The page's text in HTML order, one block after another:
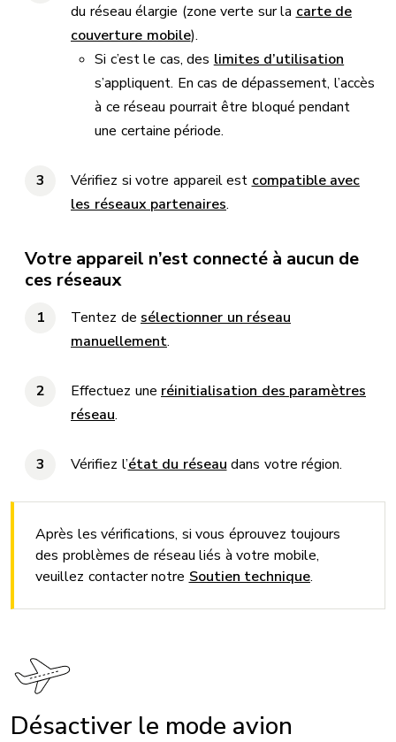
du réseau élargie (zone verte sur la carte de
couverture mobile).
Si c’est le cas, des limites d’utilisation
s’appliquent. En cas de dépassement, l’accès
à ce réseau pourrait être bloqué pendant
une certaine période.
Vérifiez si votre appareil est compatible avec
les réseaux partenaires.
Votre appareil n’est connecté à aucun de
ces réseaux
Tentez de sélectionner un réseau
manuellement.
Effectuez une réinitialisation des paramètres
réseau.
Vérifiez l’état du réseau dans votre région.
Après les vérifications, si vous éprouvez toujours
des problèmes de réseau liés à votre mobile,
veuillez contacter notre Soutien technique.
Désactiver le mode avion